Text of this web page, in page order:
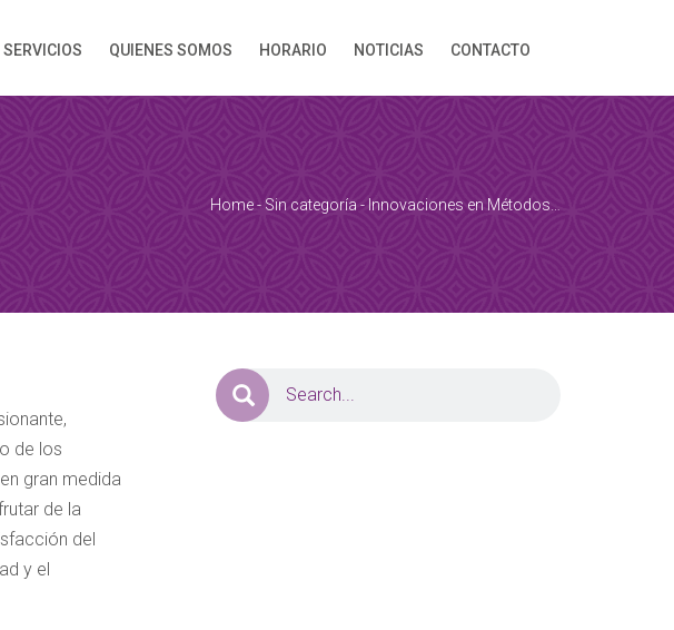
SERVICIOS QUIENES SOMOS HORARIO NOTICIAS CONTACTO
Home- Sin categoría - Innovaciones en Métodos…
de los
gran medida
de la
del
y el